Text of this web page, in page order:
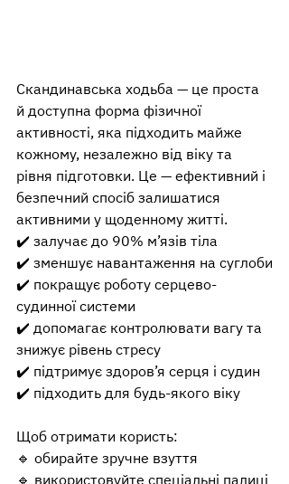
Скандинавська ходьба — це проста
й доступна форма фізичної
активності, яка підходить майже
кожному, незалежно від віку та
рівня підготовки. Це — ефективний і
безпечний спосіб залишатися
активними у щоденному житті.
✔️ залучає до 90% м’язів тіла
✔️ зменшує навантаження на суглоби
✔️ покращує роботу серцево-
судинної системи
✔️ допомагає контролювати вагу та
знижує рівень стресу
✔️ підтримує здоров’я серця і судин
✔️ підходить для будь-якого віку
Щоб отримати користь:
🔹 обирайте зручне взуття
🔹 використовуйте спеціальні палиці